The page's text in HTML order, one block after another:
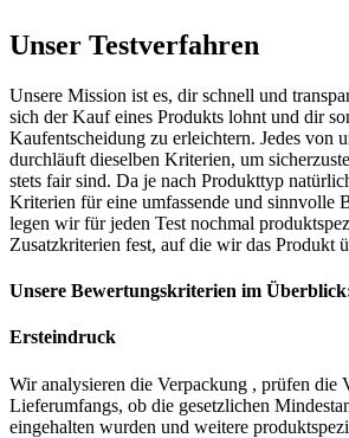
Unser Testverfahren
Unsere Mission ist es, dir schnell und
sich der Kauf eines Produkts lohnt und dir
Kaufentscheidung zu erleichtern. Jedes von
durchläuft dieselben Kriterien, um
stets fair sind. Da je nach Produkttyp
Kriterien für eine umfassende und sinnvolle
legen wir für jeden Test nochmal
Zusatzkriterien fest, auf die wir das Produkt
Unsere Bewertungskriterien im
Ersteindruck
Wir analysieren die Verpackung , prüfen die
Lieferumfangs, ob die gesetzlichen
eingehalten wurden und weitere